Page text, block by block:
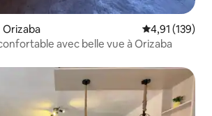
Orizaba Évaluation
4,91 (139)
avec belle vue à Orizaba